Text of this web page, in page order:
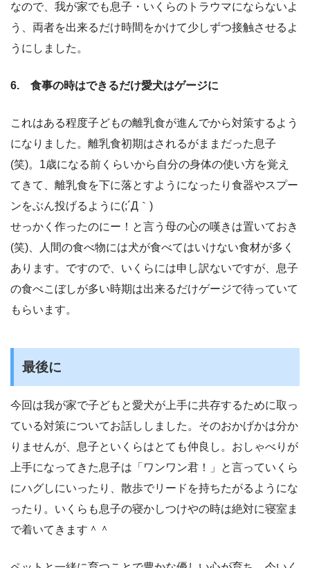
なので、我が家でも息子・いくらのトラウマにならないよ
う、両者を出来るだけ時間をかけて少しずつ接触させるよ
うにしました。
6. 食事の時はできるだけ愛犬はゲージに
これはある程度子どもの離乳食が進んでから対策するよう
になりました。離乳食初期はされるがままだった息子
(笑)。1歳になる前くらいから自分の身体の使い方を覚え
てきて、離乳食を下に落とすようになったり食器やスプー
ンをぶん投げるように(;´Д｀)
せっかく作ったのにー！と言う母の心の嘆きは置いておき
(笑)、人間の食べ物には犬が食べてはいけない食材が多く
あります。ですので、いくらには申し訳ないですが、息子
の食べこぼしが多い時期は出来るだけゲージで待っていて
もらいます。
最後に
今回は我が家で子どもと愛犬が上手に共存するために取っ
ている対策についてお話ししました。そのおかげかは分か
りませんが、息子といくらはとても仲良し。おしゃべりが
上手になってきた息子は「ワンワン君！」と言っていくら
にハグしにいったり、散歩でリードを持ちたがるようにな
ったり。いくらも息子の寝かしつけやの時は絶対に寝室ま
で着いてきます＾＾